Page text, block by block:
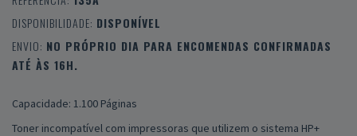
DISPONIBILIDADE: DISPONÍVEL
ENVIO: NO PRÓPRIO DIA PARA ENCOMENDAS CONFIRMADAS
ATÉ ÀS 16H.
Capacidade: 1.100 Páginas
Toner incompatível com impressoras que utilizem o sistema HP+